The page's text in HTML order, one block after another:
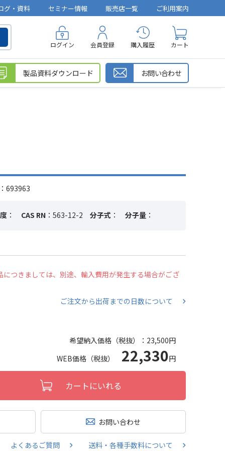
グ・資料 セミナー情報 販売店一覧 ご利用案内
ログイン 会員登録 購入履歴 カート
製品資料ダウンロード お問い合わせ
693963
： CAS RN ：563-12-2 分子式 ： 分子量 ：
つきましては、別途、輸入費用が発生する場合がござ
ご注文から出荷までの日数について
希望納入価格（税抜）： 23,500円
WEB価格（税抜） 22,330円
カートにいれる
お問い合わせ
よくあるご質問 送料・各種手数料について